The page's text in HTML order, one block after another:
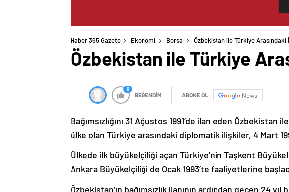
Haber 365 Gazete Ekonomi Borsa Özbekistan ile Türkiye Arasındaki
Özbekistan ile Türkiye
0
BEĞENDİM ABONE OL News
Bağımsızlığını 31 Ağustos 1991’de ilan eden Özbekistan
ülke olan Türkiye arasındaki diplomatik ilişkiler, 4 Mart
Ülkede ilk büyükelçiliği açan Türkiye’nin Taşkent
Ankara Büyükelçiliği de Ocak 1993’te faaliyetlerine
Özbekistan’ın bağımsızlık ilanının ardından geçen 24